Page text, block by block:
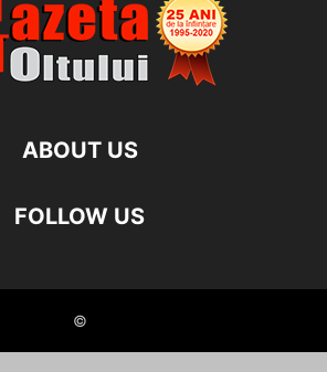
ABOUT US
FOLLOW US
©